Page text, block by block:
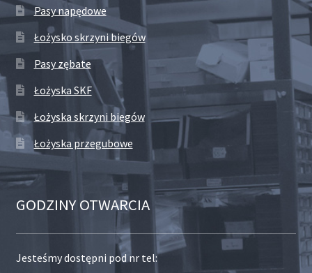
Pasy napędowe
Łożysko skrzyni biegów
Pasy zębate
Łożyska SKF
Łożyska skrzyni biegów
Łożyska przegubowe
GODZINY OTWARCIA
Jesteśmy dostępni pod nr tel: